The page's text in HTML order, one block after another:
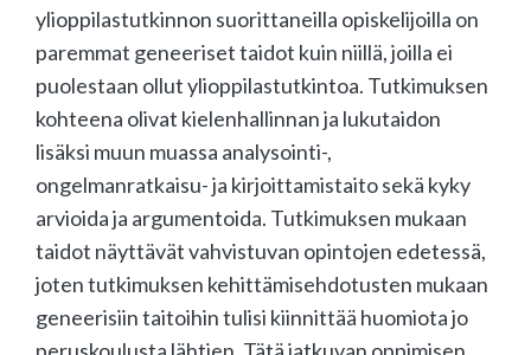
ylioppilastutkinnon suorittaneilla opiskelijoilla on
paremmat geneeriset taidot kuin niillä, joilla ei
puolestaan ollut ylioppilastutkintoa. Tutkimuksen
kohteena olivat kielenhallinnan ja lukutaidon
lisäksi muun muassa analysointi-,
ongelmanratkaisu- ja kirjoittamistaito sekä kyky
arvioida ja argumentoida. Tutkimuksen mukaan
taidot näyttävät vahvistuvan opintojen edetessä,
joten tutkimuksen kehittämisehdotusten mukaan
geneerisiin taitoihin tulisi kiinnittää huomiota jo